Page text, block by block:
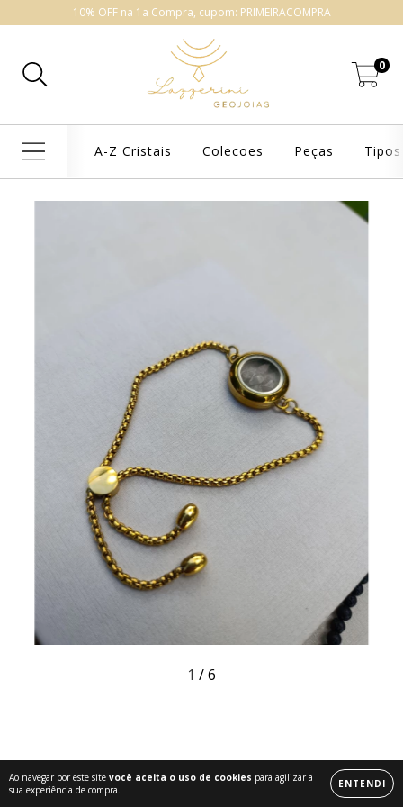
10% OFF na 1a Compra, cupom: PRIMEIRACOMPRA
0
A-Z Cristais Colecoes Peças
Ao navegar por este site você aceita o uso de cookies para agilizar a
sua experiência de compra.
ENTENDI
1 /6